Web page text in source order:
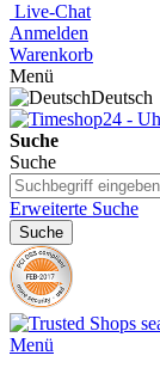
Live-Chat
Anmelden
Warenkorb
Menü
Deutsch
Suche
Suche
Erweiterte Suche
Suche
Menü